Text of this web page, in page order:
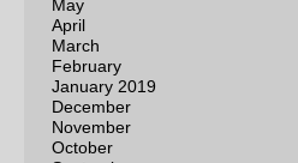
May
April
March
February
January 2019
December
November
October